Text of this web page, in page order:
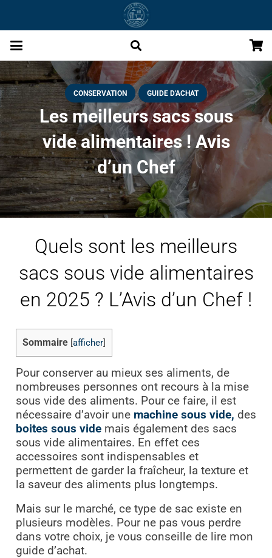
CONSERVATION GUIDE D'ACHAT
Les meilleurs sacs sous
vide alimentaires ! Avis
d’un Chef
Quels sont les meilleurs
sacs sous vide alimentaires
en 2025 ? L’Avis d’un Chef !
Sommaire afficher]
Pour conserver au mieux ses aliments, de
nombreuses personnes ont recours à la mise
sous vide des aliments. Pour ce faire, il est
nécessaire d’avoir une machine sous vide, des
boites sous videmais également des sacs
sous vide alimentaires. En effet ces
accessoires sont indispensables et
permettent de garder la fraîcheur, la texture et
la saveur des aliments plus longtemps.
Mais sur le marché, ce type de sac existe en
plusieurs modèles. Pour ne pas vous perdre
dans votre choix, je vous conseille de lire mon
guide d’achat.